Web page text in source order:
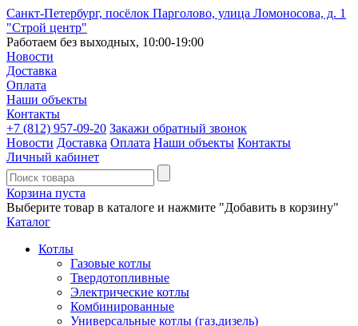
Санкт-Петербург, посёлок Парголово, улица Ломоносова, д. 1
"Строй центр"
Работаем без выходных, 10:00-19:00
Новости
Доставка
Оплата
Наши объекты
Контакты
+7 (812) 957-09-20 Закажи обратный звонок
Новости Доставка Оплата Наши объекты Контакты
Личный кабинет
Корзина пуста
Выберите товар в каталоге и нажмите "Добавить в корзину"
Каталог
Котлы
Газовые котлы
Твердотопливные
Электрические котлы
Комбинированные
Универсальные котлы (газ,дизель)